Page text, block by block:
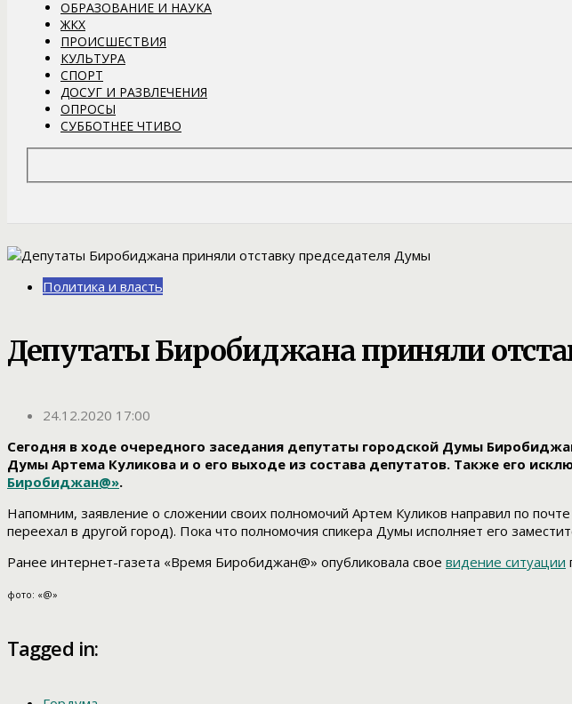
ОБРАЗОВАНИЕ И НАУКА
ЖКХ
ПРОИСШЕСТВИЯ
КУЛЬТУРА
СПОРТ
ДОСУГ И РАЗВЛЕЧЕНИЯ
ОПРОСЫ
СУББОТНЕЕ ЧТИВО
Политика и власть
Депутаты Биробиджана приняли
24.12.2020 17:00
Сегодня в ходе очередного заседания депутаты городской Думы
Думы Артема Куликова и о его выходе из состава депутатов. Также его
Биробиджан@».
Напомним, заявление о сложении своих полномочий Артем Куликов направил по
переехал в другой город). Пока что полномочия спикера Думы исполняет его
Ранее интернет-газета «Время Биробиджан@» опубликовала свое видение ситуации
фото: «@»
Tagged in: